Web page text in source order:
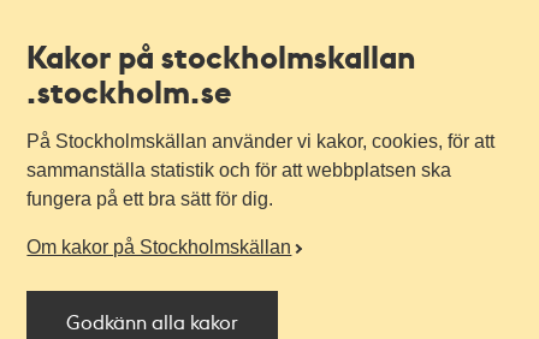
Kakor på stockholmskallan
.stockholm.se
På Stockholmskällan använder vi kakor, cookies, för att
sammanställa statistik och för att webbplatsen ska
fungera på ett bra sätt för dig.
Om kakor på Stockholmskällan
Godkänn alla kakor